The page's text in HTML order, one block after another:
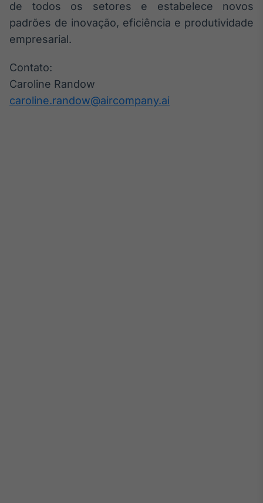
de ativos
Crédito
de todos os setores e estabelece novos
padrões de inovação, eficiência e produtividade
empresarial.
Contato:
Caroline Randow
caroline.randow@aircompany.ai